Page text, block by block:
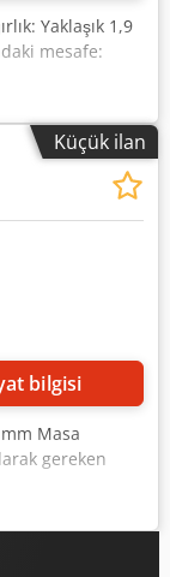
Yaklaşık 1,9
mesafe:
Küçük ilan
bilgisi
Masa
gereken